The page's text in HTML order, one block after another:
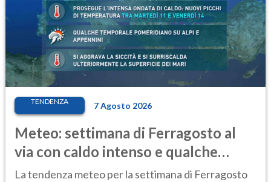
TENDENZA 7 Agosto 2026
Meteo: settimana di Ferragosto al
via con caldo intenso e qualche
temporale
La tendenza meteo per la settimana di Ferragosto